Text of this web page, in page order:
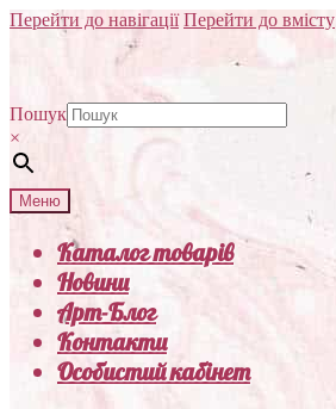
Перейти до навігації Перейти до вмісту
Пошук
×
Меню
Каталог товарів
Новини
Арт-Блог
Контакти
Особистий кабінет